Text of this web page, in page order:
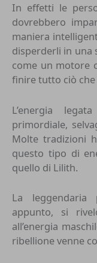
In effetti le
dovrebbero
maniera
disperderli in una
come un motore
finire tutto ciò
L’energia
primordiale,
Molte tradizioni
questo tipo di
quello di Lilith.
La
appunto, si
all’energia
ribellione venne